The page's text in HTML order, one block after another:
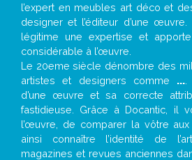
l’expert en meubles art déco et
designer et l’éditeur d’une œuvre.
légitime une expertise et
considérable à l’œuvre.
Le 20eme siècle dénombre des
artistes et designers comme ...
d’une œuvre et sa correcte
fastidieuse. Grâce à Docantic, il
l’œuvre, de comparer la vôtre
ainsi connaître l’identité de
magazines et revues anciennes